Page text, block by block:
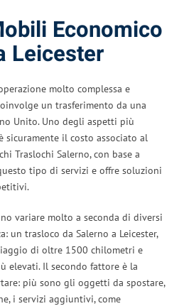
Economico
Leicester
molto complessa e
un trasferimento da una
Unito. Uno degli aspetti più
sicuramente il costo associato al
Traslochi Salerno, con base a
tipo di servizi e offre soluzioni
variare molto a seconda di diversi
un trasloco da Salerno a Leicester,
di oltre 1500 chilometri e
elevati. Il secondo fattore è la
più sono gli oggetti da spostare,
i servizi aggiuntivi, come